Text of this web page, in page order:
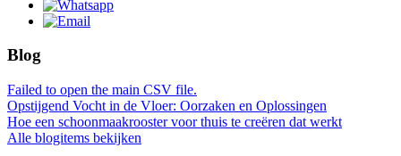
Blog
Failed to open the main CSV file.
Opstijgend Vocht in de Vloer: Oorzaken en Oplossingen
Hoe een schoonmaakrooster voor thuis te creëren dat werkt
Alle blogitems bekijken